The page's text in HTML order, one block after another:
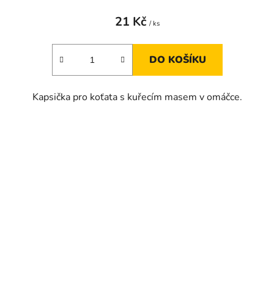
21 Kč / ks
DO KOŠÍKU
Kapsička pro koťata s kuřecím masem v omáčce.